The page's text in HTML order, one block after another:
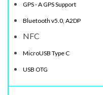
GPS - A GPS Support
Bluetooth v5.0, A2DP
NFC
MicroUSB Type C
USB OTG